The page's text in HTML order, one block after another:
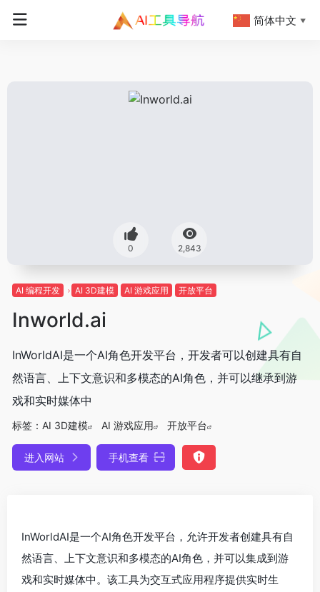
0 2,843
AI 编程开发 AI 3D建模 AI 游戏应用 开放平台
Inworld.ai
InWorldAI是一个AI角色开发平台，开发者可以创建具有自
然语言、上下文意识和多模态的AI角色，并可以继承到游
戏和实时媒体中
标签： AI 3D建模 AI 游戏应用 开放平台
进入网站 手机查看
InWorldAI是一个AI角色开发平台，允许开发者创建具有自
然语言、上下文意识和多模态的AI角色，并可以集成到游
戏和实时媒体中。该工具为交互式应用程序提供实时生
简体中文 ▼